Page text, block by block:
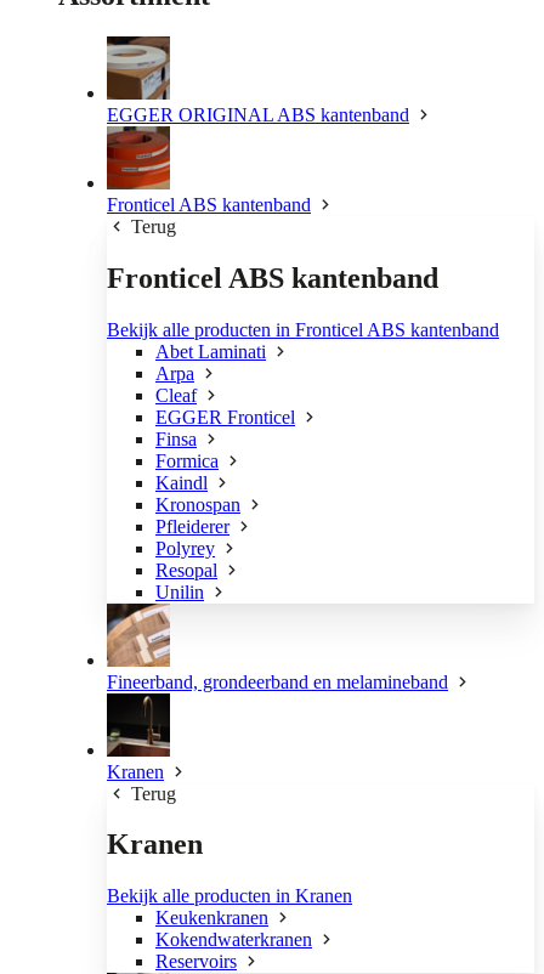
EGGER ORIGINAL ABS kantenband
Fronticel ABS kantenband
Terug
Fronticel ABS kantenband
Bekijk alle producten in Fronticel ABS kantenband
Abet Laminati
Arpa
Cleaf
EGGER Fronticel
Finsa
Formica
Kaindl
Kronospan
Pfleiderer
Polyrey
Resopal
Unilin
Fineerband, grondeerband en melamineband
Kranen
Terug
Kranen
Bekijk alle producten in Kranen
Keukenkranen
Kokendwaterkranen
Reservoirs